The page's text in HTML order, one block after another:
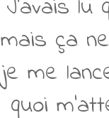
J'avais lu
mais ça
je me
quoi